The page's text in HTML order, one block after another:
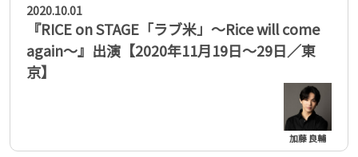
2020.10.01
『RICE on STAGE「ラブ米」～Rice will come
again～』出演【2020年11月19日〜29日／東
京】
加藤 良輔